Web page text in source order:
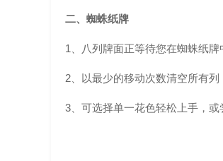
二、蜘蛛纸牌
1、八列牌面正等待您在蜘蛛纸牌
2、以最少的移动次数清空所有列
3、可选择单一花色轻松上手，或